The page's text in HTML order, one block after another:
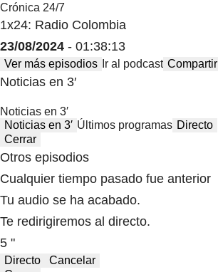
Crónica 24/7
1x24: Radio Colombia
23/08/2024 - 01:38:13
Ver más episodios Ir al podcast Compartir
Noticias en 3′
Noticias en 3′
Noticias en 3′ Últimos programas Directo
Cerrar
Otros episodios
Cualquier tiempo pasado fue anterior
Tu audio se ha acabado.
Te redirigiremos al directo.
5 "
Directo
Cancelar